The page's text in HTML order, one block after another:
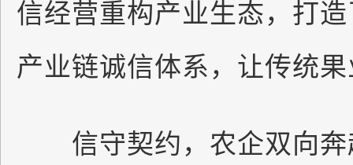
信经营重构产业生态，打
产业链诚信体系，让传统
信守契约，农企双向奔